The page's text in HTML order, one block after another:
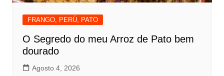
FRANGO, PERÚ, PATO
O Segredo do meu Arroz de Pato bem
dourado
Agosto 4, 2026